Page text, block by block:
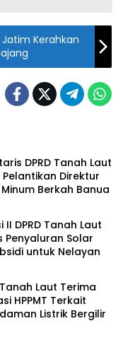
Jatim Kerahkan
DPRD Tanah Laut
Pelantikan Direktur
Minum Berkah Banua
Laut
II DPRD Tanah Laut
Penyaluran Solar
untuk Nelayan
Laut
Tanah Laut Terima
HPPMT Terkait
Listrik Bergilir